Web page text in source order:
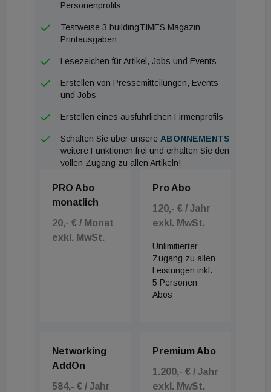
Personenprofils
Testweise 3 buildingTIMES Magazin
Printausgaben
Lesezeichen für Artikel, Jobs und Events
Erstellen von Pressemitteilungen, Events
und Jobs
Erstellen eines ausführlichen Firmenprofils
Schalten Sie über unsere ABONNEMENTS
weitere Funktionen frei und erhalten Sie den
vollen Zugang zu allen Artikeln!
PRO Abo
monatlich
20,- € / Monat
exkl. MwSt.
Pro Abo
120,- € / Jahr
exkl. MwSt.
Unlimitierter
Zugang zu allen
Leistungen inkl.
5 Personen
Abos
Networking
AddOn
584,- € / Jahr
Premium Abo
1.200,- € / Jahr
exkl. MwSt.